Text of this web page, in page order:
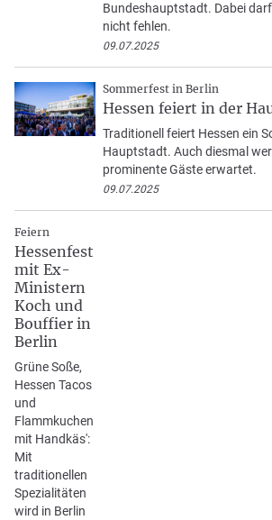
Bundeshauptstadt. Dabei
nicht fehlen.
09.07.2025
Sommerfest in Berlin
Hessen feiert in der
Traditionell feiert Hessen ein
Hauptstadt. Auch diesmal
prominente Gäste erwartet.
09.07.2025
Feiern
Hessenfest
mit Ex-
Ministern
Koch und
Bouffier in
Berlin
Grüne Soße,
Hessen Tacos
und
Flammkuchen
mit Handkäs':
Mit
traditionellen
Spezialitäten
wird in Berlin